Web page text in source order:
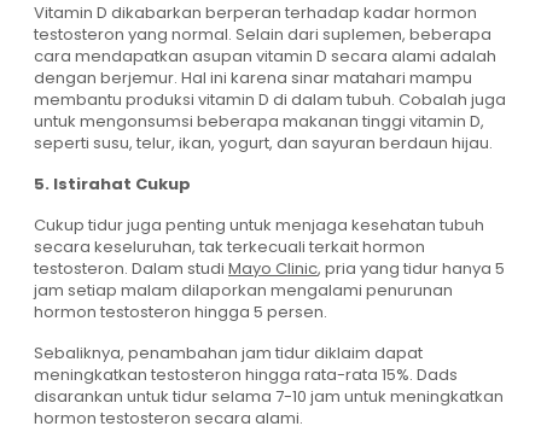
Vitamin D dikabarkan berperan terhadap kadar hormon
testosteron yang normal. Selain dari suplemen, beberapa
cara mendapatkan asupan vitamin D secara alami adalah
dengan berjemur. Hal ini karena sinar matahari mampu
membantu produksi vitamin D di dalam tubuh. Cobalah juga
untuk mengonsumsi beberapa makanan tinggi vitamin D,
seperti susu, telur, ikan, yogurt, dan sayuran berdaun hijau.
5. Istirahat Cukup
Cukup tidur juga penting untuk menjaga kesehatan tubuh
secara keseluruhan, tak terkecuali terkait hormon
testosteron. Dalam studi Mayo Clinic, pria yang tidur hanya 5
jam setiap malam dilaporkan mengalami penurunan
hormon testosteron hingga 5 persen.
Sebaliknya, penambahan jam tidur diklaim dapat
meningkatkan testosteron hingga rata-rata 15%. Dads
disarankan untuk tidur selama 7-10 jam untuk meningkatkan
hormon testosteron secara alami.